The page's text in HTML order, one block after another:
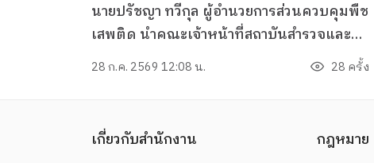
นายปรัชญา ทวีกุล ผู้อำนวยการส่วนควบคุมพืช
เสพติด นำคณะเจ้าหน้าที่สถาบันสำรวจและ
ควบคุมพืชเสพติด (ปปส.) เข้าร่วมกิจกรรม
พระชนมพรรษา 28 กรกฎาคม 2569
28 ก.ค. 2569 12:08 น. 28 ครั้ง
เกี่ยวกับสำนักงาน กฎหมาย